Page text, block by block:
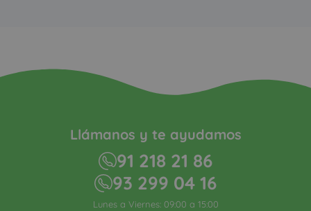
Llámanos y te ayudamos
91 218 21 86
93 299 04 16
Lunes a Viernes: 09:00 a 15:00